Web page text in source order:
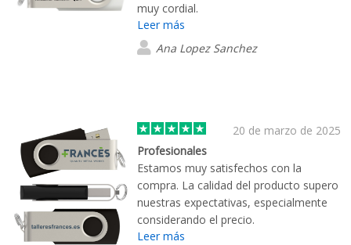
muy cordial.
Leer más
Ana Lopez Sanchez
20 de marzo de 2025
Profesionales
Estamos muy satisfechos con la
compra. La calidad del producto supero
nuestras expectativas, especialmente
considerando el precio.
Leer más